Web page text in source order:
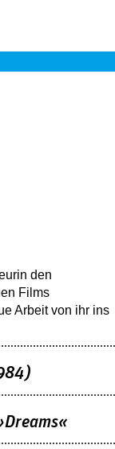
den
Films
Arbeit von ihr ins